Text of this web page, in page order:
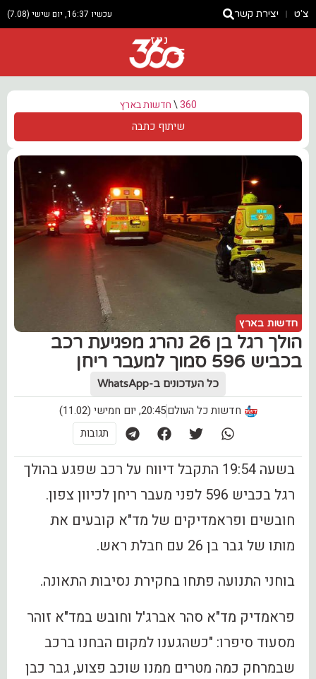
צ'ט יצירת קשר עכשיו 16:37, יום שישי (7.08)
ניוז
360
\חדשות בארץ
שיתוף כתבה
חדשות בארץ
הולך רגל בן 26 נהרג מפגיעת רכב
בכביש 596 סמוך למעבר ריחן
כל העדכונים ב-WhatsApp
חדשות כל העולם20:45, יום חמישי (11.02)
תגובות
בשעה 19:54 התקבל דיווח על רכב שפגע בהולך
רגל בכביש 596 לפני מעבר ריחן לכיוון צפון.
חובשים ופראמדיקים של מד"א קובעים את
מותו של גבר בן 26 עם חבלת ראש.
בוחני התנועה פתחו בחקירת נסיבות התאונה.
פראמדיק מד"א סהר אברג'ל וחובש במד"א זוהר
מסעוד סיפרו: "כשהגענו למקום הבחנו ברכב
שבמרחק כמה מטרים ממנו שוכב פצוע, גבר כבן